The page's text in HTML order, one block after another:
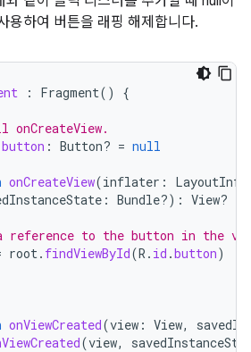
용하여 버튼을 래핑 해제합니다.
: Fragment() {
button : Button? = null
onCreateView(inflater :
: Bundle?) : View?
reference to the button in the
root. findViewById(R . id .button)
onViewCreated(view : View,
(view,